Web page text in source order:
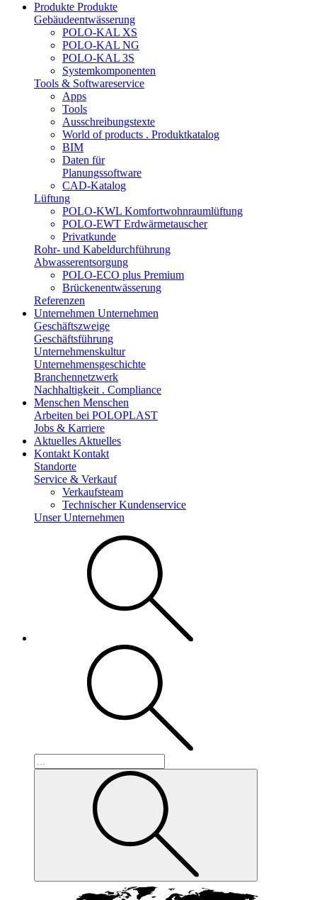
Produkte Produkte
Gebäudeentwässerung
POLO-KAL XS
POLO-KAL NG
POLO-KAL 3S
Systemkomponenten
Tools & Softwareservice
Apps
Tools
Ausschreibungstexte
World of products . Produktkatalog
BIM
Daten für
Planungssoftware
CAD-Katalog
Lüftung
POLO-KWL Komfortwohnraumlüftung
POLO-EWT Erdwärmetauscher
Privatkunde
Rohr- und Kabeldurchführung
Abwasserentsorgung
POLO-ECO plus Premium
Brückenentwässerung
Referenzen
Unternehmen Unternehmen
Geschäftszweige
Geschäftsführung
Unternehmenskultur
Unternehmensgeschichte
Branchennetzwerk
Nachhaltigkeit . Compliance
Menschen Menschen
Arbeiten bei POLOPLAST
Jobs & Karriere
Aktuelles Aktuelles
Kontakt Kontakt
Standorte
Service & Verkauf
Verkaufsteam
Technischer Kundenservice
Unser Unternehmen